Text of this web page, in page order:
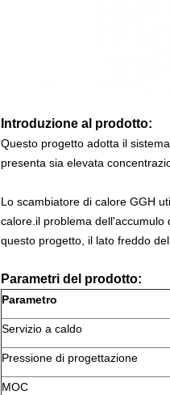
Introduzione al prodotto:
Questo progetto adotta il
presenta sia elevata
Lo scambiatore di calore GGH
calore.il problema dell'accumulo
questo progetto, il lato freddo
Parametri del prodotto:
Parametro
Servizio a caldo
Pressione di progettazione
MOC